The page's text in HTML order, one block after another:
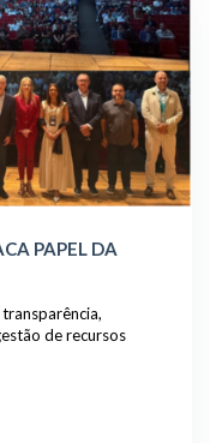
PAPEL DA
de recursos